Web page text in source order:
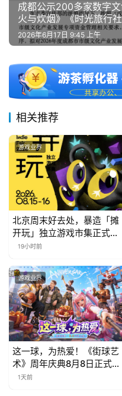
成都公示200多家数字文
火与炊烟》《时光旅行
2026年6月17日 9:45 上午
相关推荐
游戏业界
北京周末好去处，暴造「摊
开玩」独立游戏市集正式开
票！
19小时前
游戏业界
这一球，为热爱！《街球艺
术》周年庆典8月8日正式上
线，多重福利与全新内容同
1天前